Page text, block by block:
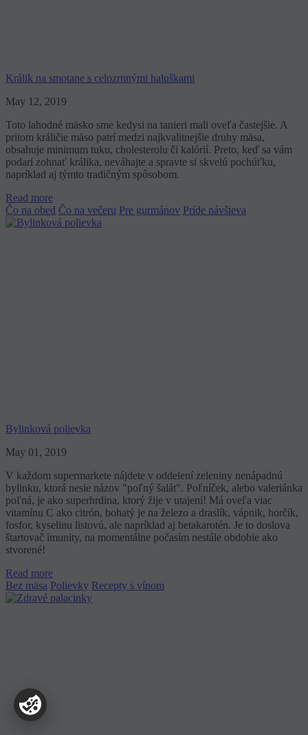
Králik na smotane s celozrnnými haluškami
May 12, 2019
Toto lahodné mäsko sme kedysi na tanieri mali oveľa častejšie. A
pritom králičie mäso patrí medzi najkvalitnejšie druhy mäsa,
obsahuje minimum tuku, cholesterolu či kalórií. Preto, keď sa vám
podarí zohnať králika, neváhajte a spravte si skvelú pochúťku,
napríklad aj týmto tradičným spôsobom.
Read more
Čo na obed Čo na večeru Pre gurmánov Príde návšteva
Bylinková polievka
May 01, 2019
V každom supermarkete nájdete v oddelení zeleniny nenápadnú
bylinku, ktorá nesie názov "poľný šalát". Poľníček, alebo valeriánka
poľná, je ako superhrdina, ktorý žije v utajení! Má oveľa viac
vitamínu C ako citrón, bohatý je na železo a draslík, vápnik, horčík,
fosfor, kyselinu listovú, ale napríklad aj betakarotén. Je to doslova
štartovač imunity, na momentálne počasím nestále obdobie ako
stvorené!
Read more
Bez mäsa Polievky Recepty s vínom